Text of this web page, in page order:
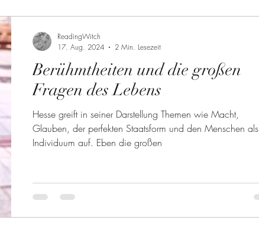
Berühmtheiten und die großen
Fragen des Lebens
Hesse greift in seiner Darstellung Themen wie Macht,
Glauben, der perfekten Staatsform und den Menschen als
Individuum auf. Eben die großen
ReadingWitch
17. Aug. 2024
2 Min. Lesezeit